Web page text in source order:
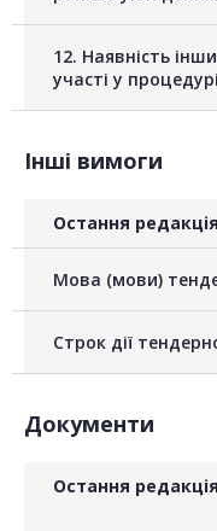
12. Наявність
участі у
Інші вимоги
Остання редакція
Мова (мови)
Строк дії
Документи
Остання редакція